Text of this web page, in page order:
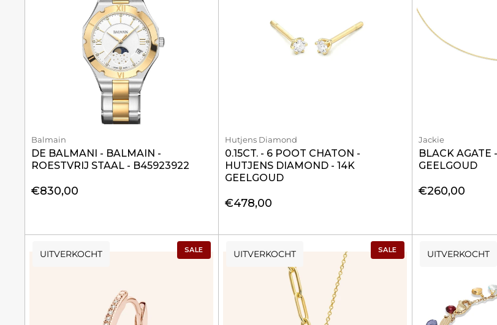
Balmain
DE BALMANI - BALMAIN -
ROESTVRIJ STAAL - B45923922
€830,00
Hutjens Diamond
0.15CT. - 6 POOT CHATON -
HUTJENS DIAMOND - 14K
GEELGOUD
€478,00
Jackie
BLACK AGATE
GEELGOUD
€260,00
SALE
UITVERKOCHT SALE
UITVERKOCHT UITVERKOCHT